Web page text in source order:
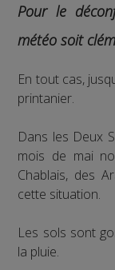
Pour le
météo soit
En tout cas,
printanier.
Dans les Deux
mois de mai
Chablais, des
cette situation.
Les sols sont
la pluie.